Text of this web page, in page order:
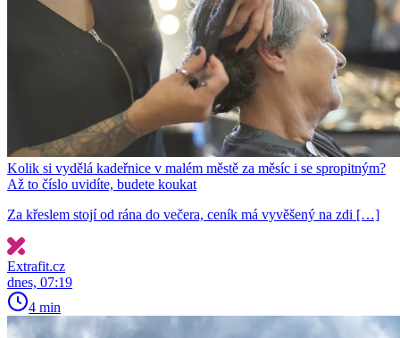
Kolik si vydělá kadeřnice v malém městě za měsíc i se spropitným?
Až to číslo uvidíte, budete koukat
Za křeslem stojí od rána do večera, ceník má vyvěšený na zdi […]
Extrafit.cz
dnes, 07:19
4 min